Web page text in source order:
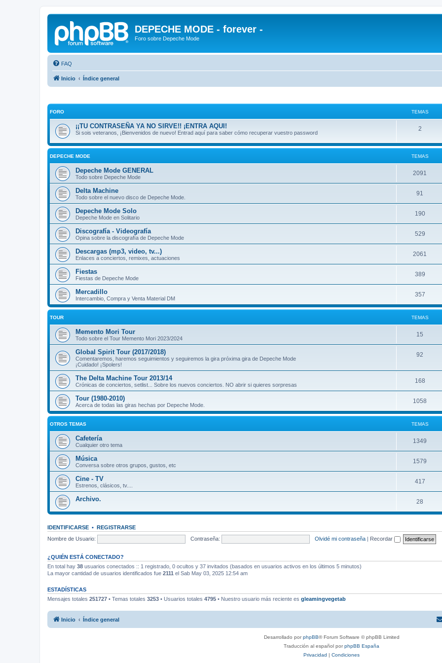
DEPECHE MODE - forever -
Foro sobre Depeche Mode
FAQ
Inicio Índice general
FORO TEMAS
¡¡TU CONTRASEÑA YA NO SIRVE!! ¡ENTRA AQUI!
Si sois veteranos, ¡Bienvenidos de nuevo! Entrad aquí para saber cómo recuperar vuestro password
2
DEPECHE MODE TEMAS
Depeche Mode GENERAL
Todo sobre Depeche Mode
2091
Delta Machine
Todo sobre el nuevo disco de Depeche Mode.
91
Depeche Mode Solo
Depeche Mode en Solitario
190
Discografía - Videografía
Opina sobre la discografía de Depeche Mode
529
Descargas (mp3, video, tv...)
Enlaces a conciertos, remixes, actuaciones
2061
Fiestas
Fiestas de Depeche Mode
389
Mercadillo
Intercambio, Compra y Venta Material DM
357
TOUR TEMAS
Memento Mori Tour
Todo sobre el Tour Memento Mori 2023/2024
15
Global Spirit Tour (2017/2018)
Comentaremos, haremos seguimientos y seguiremos la gira próxima gira de Depeche Mode
¡Cuidado! ¡Spolers!
92
The Delta Machine Tour 2013/14
Crónicas de conciertos, setlist... Sobre los nuevos conciertos. NO abrir si quieres sorpresas
168
Tour (1980-2010)
Acerca de todas las giras hechas por Depeche Mode.
1058
OTROS TEMAS TEMAS
Cafetería
Cualquier otro tema
1349
Música
Conversa sobre otros grupos, gustos, etc
1579
Cine - TV
Estrenos, clásicos, tv....
417
Archivo. 28
IDENTIFICARSE • REGISTRARSE
Nombre de Usuario:
Contraseña: Olvidé mi contraseña | Recordar
¿QUIÉN ESTÁ CONECTADO?
En total hay 38 usuarios conectados :: 1 registrado, 0 ocultos y 37 invitados (basados en usuarios activos en los últimos 5 minutos)
La mayor cantidad de usuarios identificados fue 2111 el Sab May 03, 2025 12:54 am
ESTADÍSTICAS
Mensajes totales 251727 • Temas totales 3253 • Usuarios totales 4795 • Nuestro usuario más reciente es gleamingvegetab
Inicio Índice general
Desarrollado porphpBB® Forum Software © phpBB Limited
Traducción al español porphpBB España
Privacidad | Condiciones